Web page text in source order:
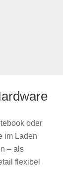
oder
im Laden
– als
flexibel